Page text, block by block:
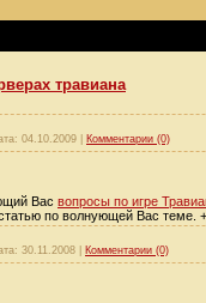
травиана
04.10.2009 Комментарии (0)
Вас вопросы по игре
по волнующей Вас теме.
30.11.2008 Комментарии (0)